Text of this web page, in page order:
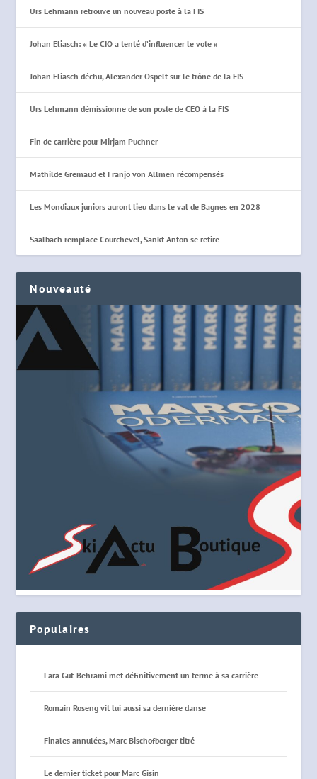
Urs Lehmann retrouve un nouveau poste à la FIS
Johan Eliasch: « Le CIO a tenté d’influencer le vote »
Johan Eliasch déchu, Alexander Ospelt sur le trône de la FIS
Urs Lehmann démissionne de son poste de CEO à la FIS
Fin de carrière pour Mirjam Puchner
Mathilde Gremaud et Franjo von Allmen récompensés
Les Mondiaux juniors auront lieu dans le val de Bagnes en 2028
Saalbach remplace Courchevel, Sankt Anton se retire
Nouveauté
Populaires
Lara Gut-Behrami met définitivement un terme à sa carrière
Romain Roseng vit lui aussi sa dernière danse
Finales annulées, Marc Bischofberger titré
Le dernier ticket pour Marc Gisin